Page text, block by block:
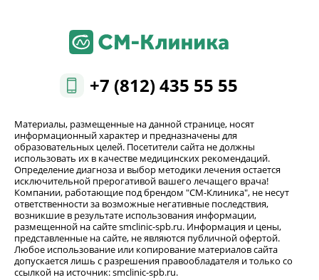
+7 (812) 435 55 55
Материалы, размещенные на данной странице, носят
информационный характер и предназначены для
образовательных целей. Посетители сайта не должны
использовать их в качестве медицинских рекомендаций.
Определение диагноза и выбор методики лечения остается
исключительной прерогативой вашего лечащего врача!
Компании, работающие под брендом "СМ-Клиника", не несут
ответственности за возможные негативные последствия,
возникшие в результате использования информации,
размещенной на сайте smclinic-spb.ru. Информация и цены,
представленные на сайте, не являются публичной офертой.
Любое использование или копирование материалов сайта
допускается лишь с разрешения правообладателя и только со
ссылкой на источник: smclinic-spb.ru.